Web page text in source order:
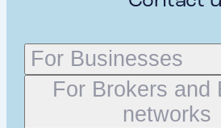
For Businesses
For Brokers and
networks